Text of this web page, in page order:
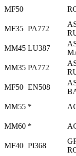
MF50 –
MF35 PA772
MM45 LU387
MM35 PA772
MF50 EN508
MM55 *
MM60 *
MF40 PI368